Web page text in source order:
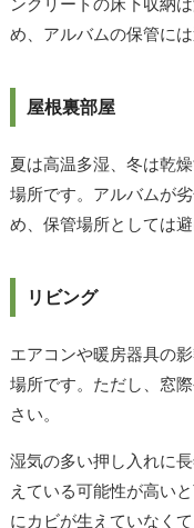
ンクリートの床下収納
め、アルバムの保管には
屋根裏部屋
夏は高温多湿、冬は乾
場所です。アルバムが
め、保管場所としては避
リビング
エアコンや暖房器具の
場所です。ただし、窓
さい。
湿気の多い押し入れに
えている可能性が高い
にカビが生えていなく